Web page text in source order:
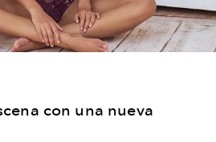
con una nueva